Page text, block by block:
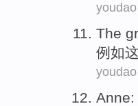
youdao
The
例如
youdao
Anne: